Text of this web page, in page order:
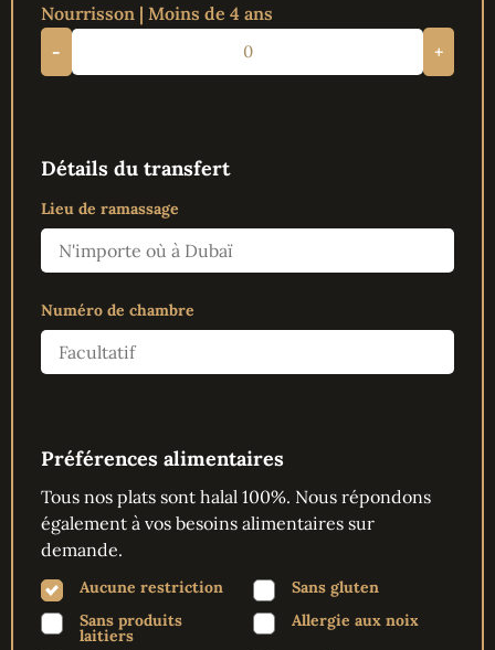
Nourrisson | Moins de 4 ans
-
+
Détails du transfert
Lieu de ramassage
Numéro de chambre
Préférences alimentaires
Tous nos plats sont halal 100%. Nous répondons
également à vos besoins alimentaires sur
demande.
Aucune restriction
Sans gluten
Sans produits
laitiers
Allergie aux noix